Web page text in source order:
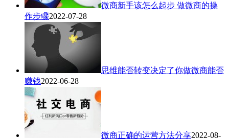
微商新手该怎么起步 做微商的操
作步骤2022-07-28
思维能否转变决定了你做微商能否
赚钱2022-06-28
微商正确的运营方法分享2022-08-